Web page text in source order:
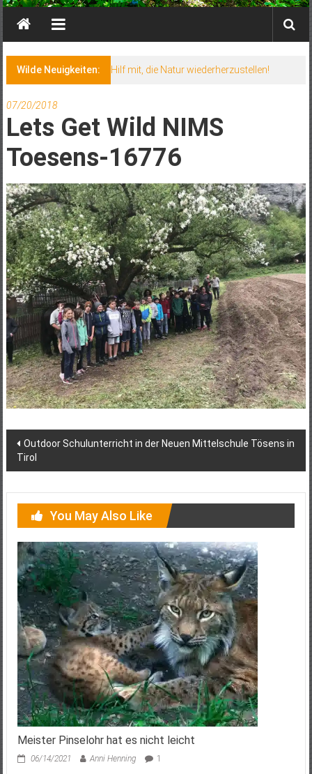
Wilde Neuigkeiten:
07/20/2018
Lets Get Wild NIMS
Toesens-16776
Post
navigation
Outdoor Schulunterricht in der Neuen Mittelschule Tösens in
Tirol
You May Also Like
Meister Pinselohr hat es nicht leicht
06/14/2021 Anni Henning 1